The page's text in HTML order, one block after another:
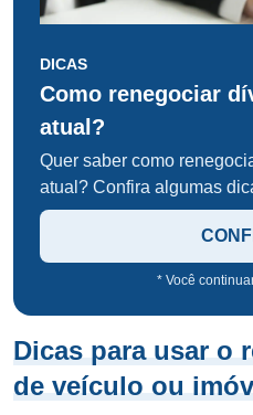
DICAS
Como renegociar
atual?
Quer saber como
atual? Confira algumas
* Você
Dicas para usar o
de veículo ou